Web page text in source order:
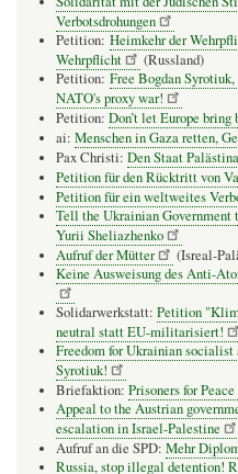
Verbotsdrohungen
Petition: Heimkehr der
Wehrpflicht
(Russland)
Petition: Free Bogdan
NATO's proxy war!
Petition: Don’t let Europe bring
ai: Menschen in Gaza retten,
Pax Christi: Den Staat
Petition für den Rücktritt von
Petition für ein weltweites
Tell the Ukrainian Government
Yurii Sheliazhenko
Aufruf der Mütter
(Isreal-
Keine Ausweisung des Anti-
Solidarwerkstatt: Petition
neutral statt EU-militarisiert!
Freedom for Ukrainian
Syrotiuk!
Briefaktion: Prisoners for
Appeal to the Austrian
escalation in Israel-Palestine
Aufruf an die SPD: Mehr
Russia, stop illegal detention!